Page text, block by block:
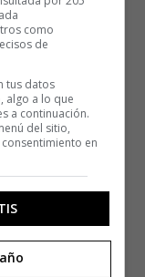
como
de
tus datos
algo a lo que
a continuación.
del sitio,
en